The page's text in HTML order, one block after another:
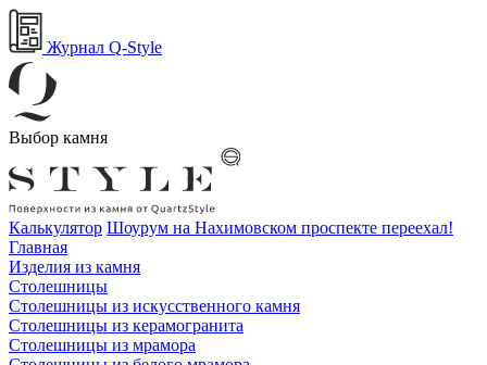
Журнал Q-Style
Выбор камня
Калькулятор Шоурум на Нахимовском проспекте переехал!
Главная
Изделия из камня
Столешницы
Столешницы из искусственного камня
Столешницы из керамогранита
Столешницы из мрамора